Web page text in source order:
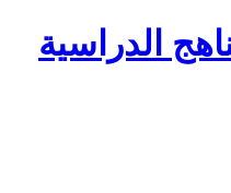
الدراسية